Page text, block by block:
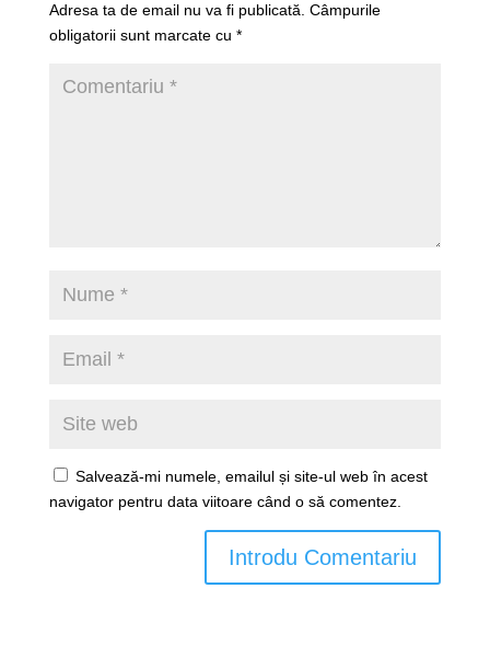
Adresa ta de email nu va fi publicată. Câmpurile
obligatorii sunt marcate cu *
Salvează-mi numele, emailul și site-ul web în acest
navigator pentru data viitoare când o să comentez.